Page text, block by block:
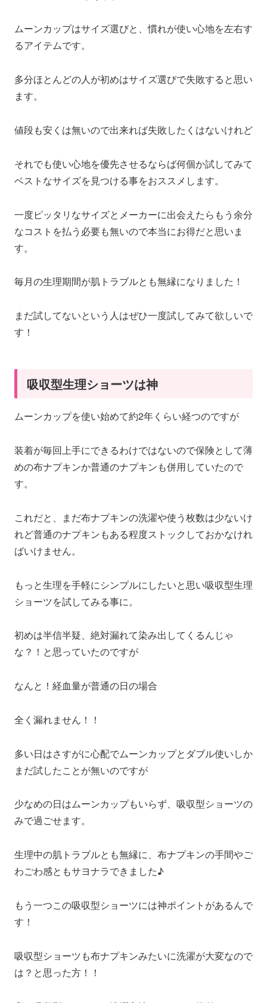
ムーンカップはサイズ選びと、慣れが使い心地を左右す
るアイテムです。
多分ほとんどの人が初めはサイズ選びで失敗すると思い
ます。
値段も安くは無いので出来れば失敗したくはないけれど
それでも使い心地を優先させるならば何個か試してみて
ベストなサイズを見つける事をおススメします。
一度ピッタリなサイズとメーカーに出会えたらもう余分
なコストを払う必要も無いので本当にお得だと思いま
す。
毎月の生理期間が肌トラブルとも無縁になりました！
まだ試してないという人はぜひ一度試してみて欲しいで
す！
吸収型生理ショーツは神
ムーンカップを使い始めて約2年くらい経つのですが
装着が毎回上手にできるわけではないので保険として薄
めの布ナプキンか普通のナプキンも併用していたので
す。
これだと、まだ布ナプキンの洗濯や使う枚数は少ないけ
れど普通のナプキンもある程度ストックしておかなけれ
ばいけません。
もっと生理を手軽にシンプルにしたいと思い吸収型生理
ショーツを試してみる事に。
初めは半信半疑、絶対漏れて染み出してくるんじゃ
な？！と思っていたのですが
なんと！経血量が普通の日の場合
全く漏れません！！
多い日はさすがに心配でムーンカップとダブル使いしか
まだ試したことが無いのですが
少なめの日はムーンカップもいらず、吸収型ショーツの
みで過ごせます。
生理中の肌トラブルとも無縁に、布ナプキンの手間やご
わごわ感ともサヨナラできました♪
もう一つこの吸収型ショーツには神ポイントがあるんで
す！
吸収型ショーツも布ナプキンみたいに洗濯が大変なので
は？と思った方！！